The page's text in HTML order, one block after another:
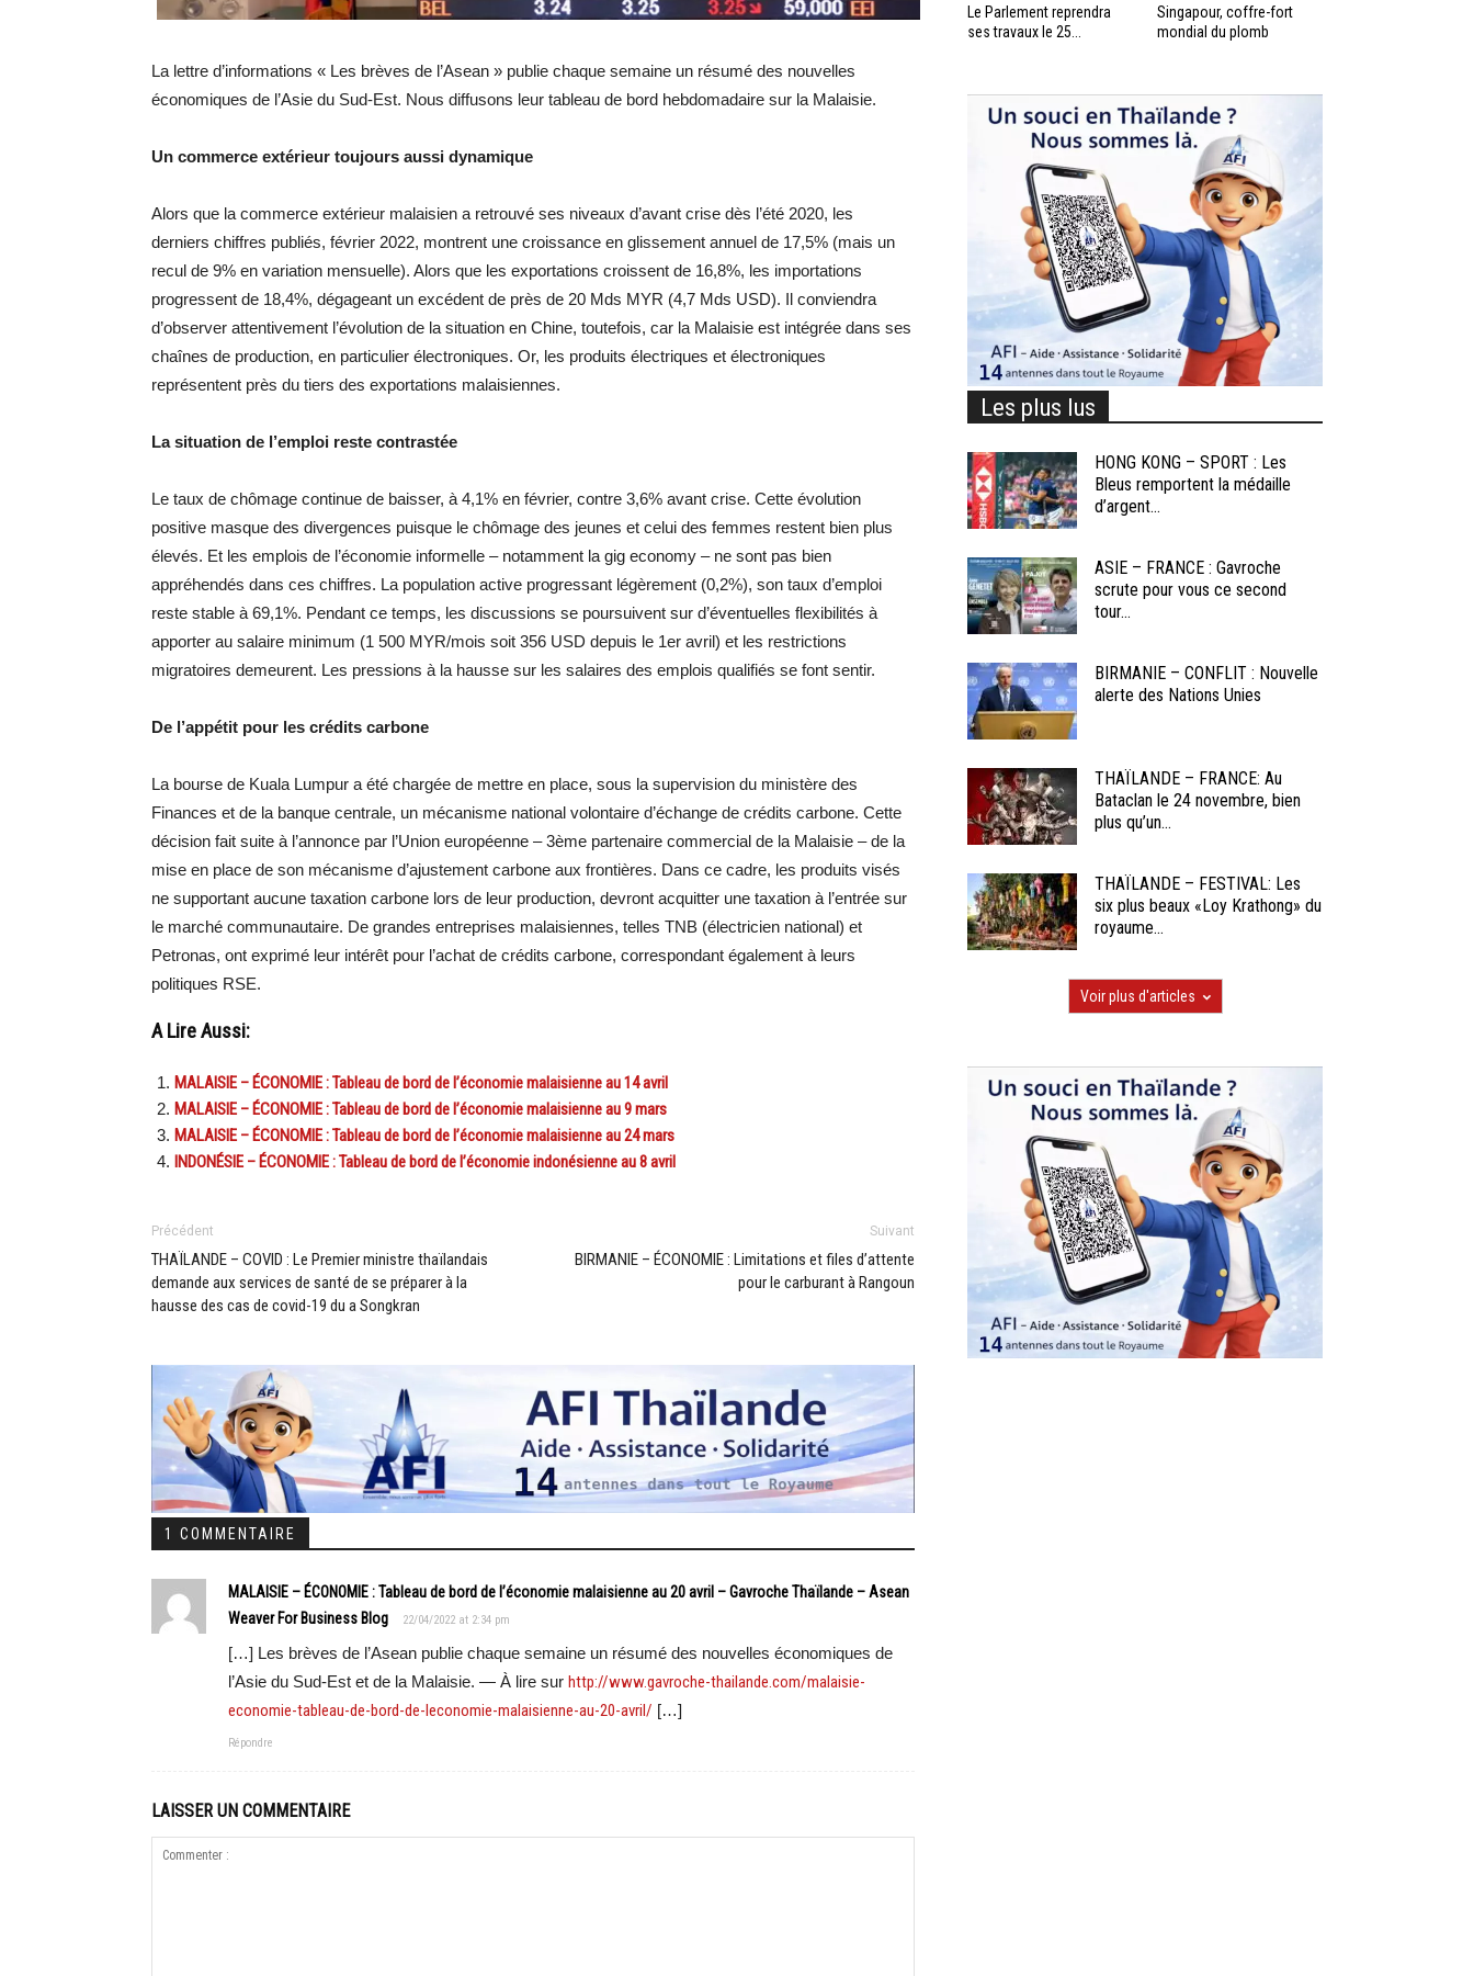
La lettre d’informations « Les brèves de l’Asean » publie chaque semaine un résumé des nouvelles
économiques de l’Asie du Sud-Est. Nous diffusons leur tableau de bord hebdomadaire sur la Malaisie.
Un commerce extérieur toujours aussi dynamique
Alors que la commerce extérieur malaisien a retrouvé ses niveaux d’avant crise dès l’été 2020, les
derniers chiffres publiés, février 2022, montrent une croissance en glissement annuel de 17,5% (mais un
recul de 9% en variation mensuelle). Alors que les exportations croissent de 16,8%, les importations
progressent de 18,4%, dégageant un excédent de près de 20 Mds MYR (4,7 Mds USD). Il conviendra
d’observer attentivement l’évolution de la situation en Chine, toutefois, car la Malaisie est intégrée dans ses
chaînes de production, en particulier électroniques. Or, les produits électriques et électroniques
représentent près du tiers des exportations malaisiennes.
La situation de l’emploi reste contrastée
Le taux de chômage continue de baisser, à 4,1% en février, contre 3,6% avant crise. Cette évolution
positive masque des divergences puisque le chômage des jeunes et celui des femmes restent bien plus
élevés. Et les emplois de l’économie informelle – notamment la gig economy – ne sont pas bien
appréhendés dans ces chiffres. La population active progressant légèrement (0,2%), son taux d’emploi
reste stable à 69,1%. Pendant ce temps, les discussions se poursuivent sur d’éventuelles flexibilités à
apporter au salaire minimum (1 500 MYR/mois soit 356 USD depuis le 1er avril) et les restrictions
migratoires demeurent. Les pressions à la hausse sur les salaires des emplois qualifiés se font sentir.
De l’appétit pour les crédits carbone
La bourse de Kuala Lumpur a été chargée de mettre en place, sous la supervision du ministère des
Finances et de la banque centrale, un mécanisme national volontaire d’échange de crédits carbone. Cette
décision fait suite à l’annonce par l’Union européenne – 3ème partenaire commercial de la Malaisie – de la
mise en place de son mécanisme d’ajustement carbone aux frontières. Dans ce cadre, les produits visés
ne supportant aucune taxation carbone lors de leur production, devront acquitter une taxation à l’entrée sur
le marché communautaire. De grandes entreprises malaisiennes, telles TNB (électricien national) et
Petronas, ont exprimé leur intérêt pour l’achat de crédits carbone, correspondant également à leurs
politiques RSE.
A Lire Aussi:
MALAISIE – ÉCONOMIE : Tableau de bord de l’économie malaisienne au 14 avril
MALAISIE – ÉCONOMIE : Tableau de bord de l’économie malaisienne au 9 mars
MALAISIE – ÉCONOMIE : Tableau de bord de l’économie malaisienne au 24 mars
INDONÉSIE – ÉCONOMIE : Tableau de bord de l’économie indonésienne au 8 avril
Précédent
THAÏLANDE – COVID : Le Premier ministre thaïlandais
demande aux services de santé de se préparer à la
hausse des cas de covid-19 du a Songkran
Suivant
BIRMANIE – ÉCONOMIE : Limitations et files d’attente
pour le carburant à Rangoun
1 COMMENTAIRE
MALAISIE – ÉCONOMIE : Tableau de bord de l’économie malaisienne au 20 avril – Gavroche Thaïlande – Asean
Weaver For Business Blog
22/04/2022 at 2:34 pm
[…] Les brèves de l’Asean publie chaque semaine un résumé des nouvelles économiques de
l’Asie du Sud-Est et de la Malaisie. — À lire sur http://www.gavroche-thailande.com/malaisie-
economie-tableau-de-bord-de-leconomie-malaisienne-au-20-avril/ […]
Répondre
LAISSER UN COMMENTAIRE
Le Parlement reprendra
ses travaux le 25...
Singapour, coffre-fort
mondial du plomb
Les plus lus
HONG KONG – SPORT : Les
Bleus remportent la médaille
d’argent...
ASIE – FRANCE : Gavroche
scrute pour vous ce second
tour...
BIRMANIE – CONFLIT : Nouvelle
alerte des Nations Unies
THAÏLANDE – FRANCE: Au
Bataclan le 24 novembre, bien
plus qu’un...
THAÏLANDE – FESTIVAL: Les
six plus beaux «Loy Krathong» du
royaume...
Voir plus d'articles